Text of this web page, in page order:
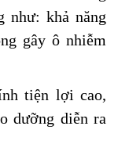
như: khả năng
gây ô nhiễm
tiện lợi cao,
dưỡng diễn ra